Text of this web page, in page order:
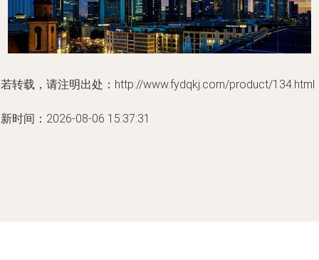
转载，请注明出处：http://www.fydqkj.com/product/134.html
时间：2026-08-06 15:37:31